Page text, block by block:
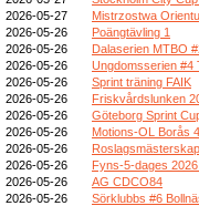
2026-05-27
Mistrzostwa
2026-05-26
Poängtävling 1
2026-05-26
Dalaserien MTBO
2026-05-26
Ungdomsserien #4
2026-05-26
Sprint träning FAIK
2026-05-26
Friskvårdslunken
2026-05-26
Göteborg Sprint
2026-05-26
Motions-OL Borås
2026-05-26
2026-05-26
Fyns-5-dages
2026-05-26
AG CDCO84
2026-05-26
Sörklubbs #6